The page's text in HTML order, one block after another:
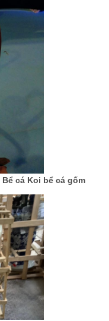
Bể cá Koi bể cá gốm